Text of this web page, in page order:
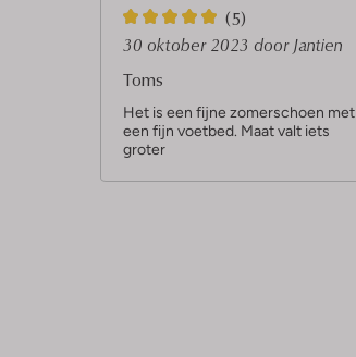
5
S
t
e
r
r
(5)
30 oktober 2023 door Jantien
Toms
Het is een fijne zomerschoen met
een fijn voetbed. Maat valt iets
groter